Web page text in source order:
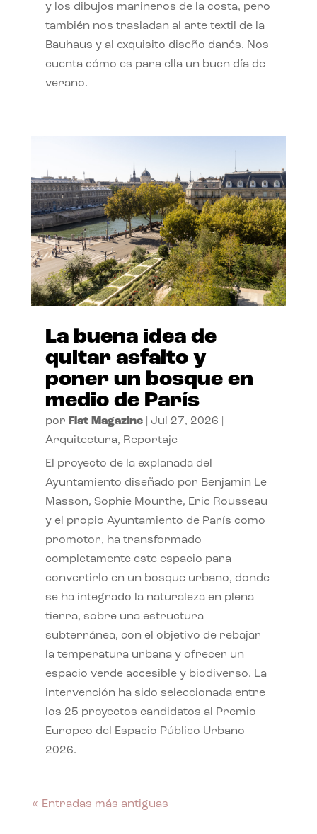
y los dibujos marineros de la costa, pero
también nos trasladan al arte textil de la
Bauhaus y al exquisito diseño danés. Nos
cuenta cómo es para ella un buen día de
verano.
La buena idea de
quitar asfalto y
poner un bosque en
medio de París
por Flat Magazine| Jul 27, 2026
Arquitectura, Reportaje
El proyecto de la explanada del
Ayuntamiento diseñado por Benjamin Le
Masson, Sophie Mourthe, Eric Rousseau
y el propio Ayuntamiento de París como
promotor, ha transformado
completamente este espacio para
convertirlo en un bosque urbano, donde
se ha integrado la naturaleza en plena
tierra, sobre una estructura
subterránea, con el objetivo de rebajar
la temperatura urbana y ofrecer un
espacio verde accesible y biodiverso. La
intervención ha sido seleccionada entre
los 25 proyectos candidatos al Premio
Europeo del Espacio Público Urbano
2026.
« Entradas más antiguas